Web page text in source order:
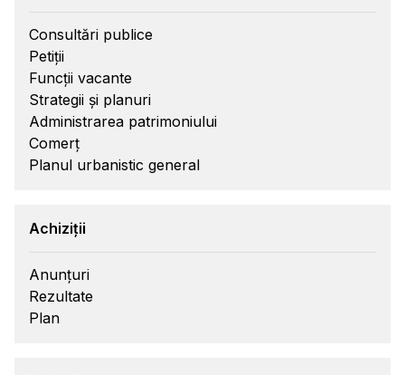
Consultări publice
Petiții
Funcții vacante
Strategii și planuri
Administrarea patrimoniului
Comerț
Planul urbanistic general
Achiziții
Anunțuri
Rezultate
Plan